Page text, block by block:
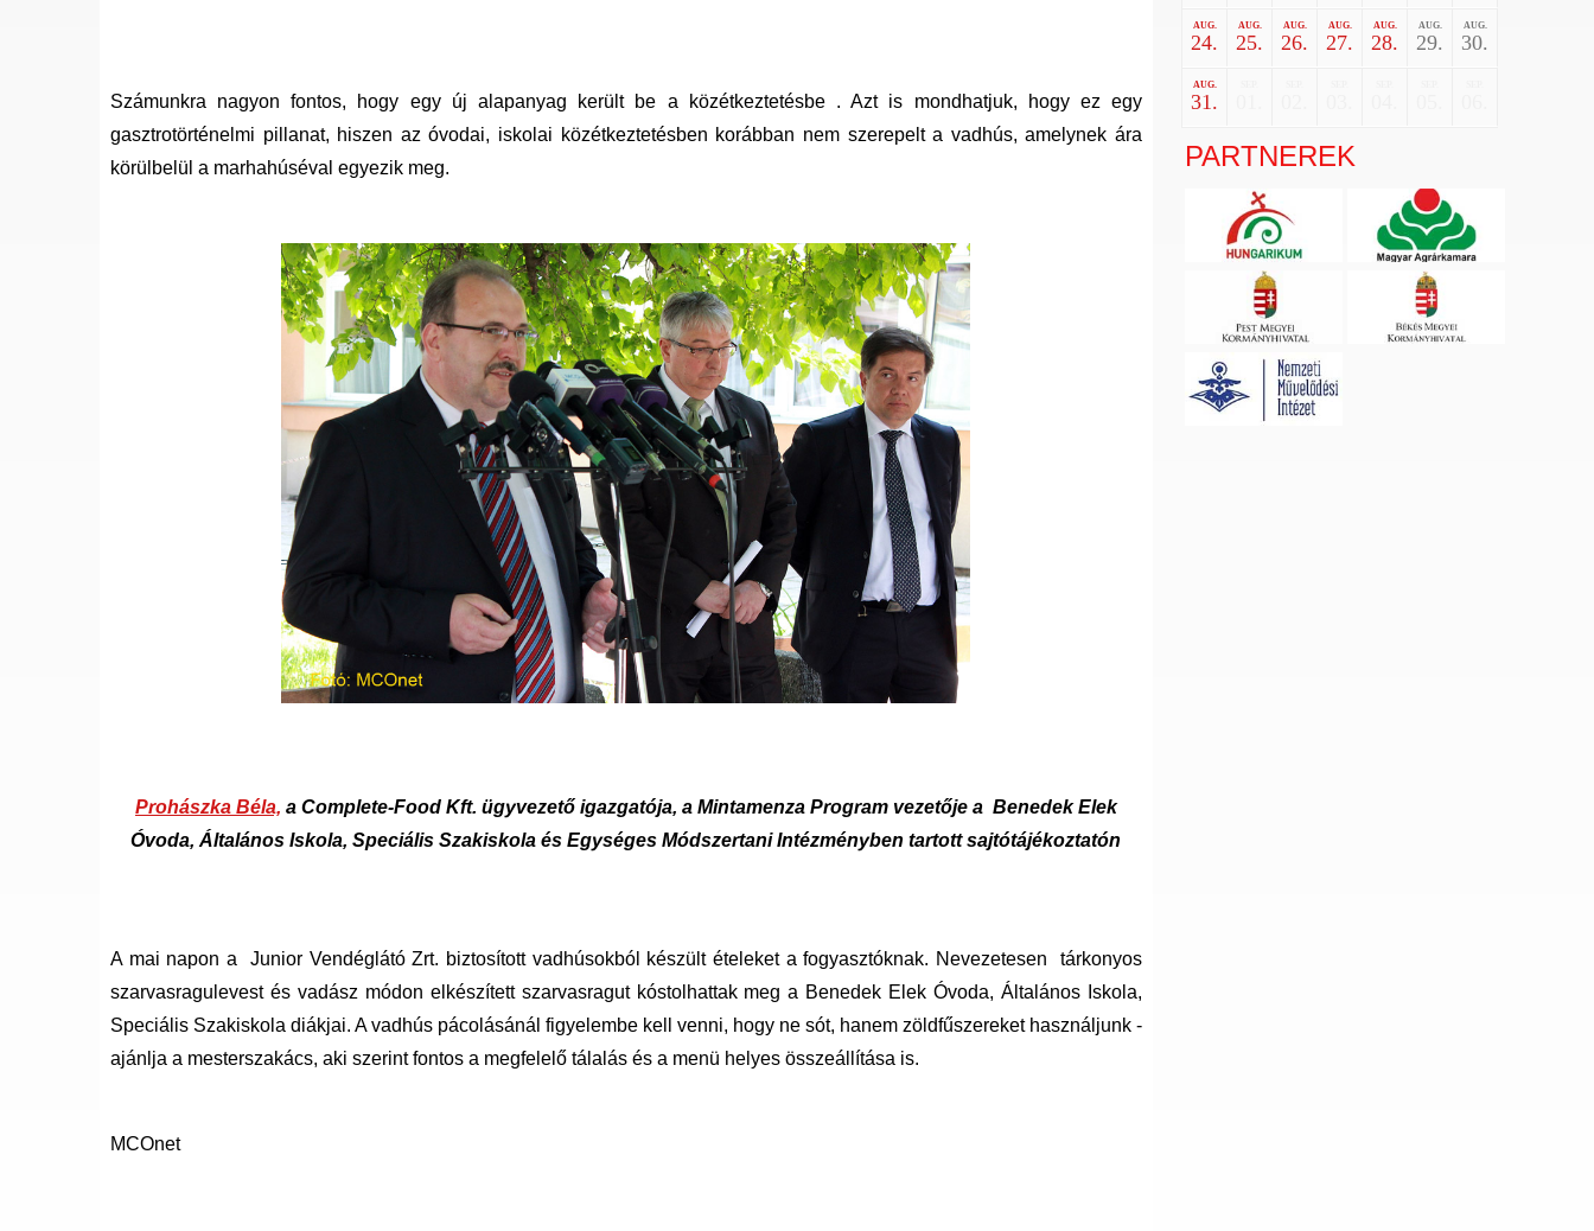
Számunkra nagyon fontos, hogy egy új alapanyag került be a közétkeztetésbe . Azt is mondhatjuk, hogy ez egy
gasztrotörténelmi pillanat, hiszen az óvodai, iskolai közétkeztetésben korábban nem szerepelt a vadhús, amelynek ára
körülbelül a marhahúséval egyezik meg.
Prohászka Béla, a Complete-Food Kft. ügyvezető igazgatója, a Mintamenza Program vezetője a Benedek Elek
Óvoda, Általános Iskola, Speciális Szakiskola és Egységes Módszertani Intézményben tartott sajtótájékoztatón
A mai napon a Junior Vendéglátó Zrt. biztosított vadhúsokból készült ételeket a fogyasztóknak. Nevezetesen tárkonyos
szarvasragulevest és vadász módon elkészített szarvasragut kóstolhattak meg a Benedek Elek Óvoda, Általános Iskola,
Speciális Szakiskola diákjai. A vadhús pácolásánál figyelembe kell venni, hogy ne sót, hanem zöldfűszereket használjunk -
ajánlja a mesterszakács, aki szerint fontos a megfelelő tálalás és a menü helyes összeállítása is.
MCOnet
AUG.
24.
AUG.
25.
AUG.
26.
AUG.
27.
AUG.
28.
AUG.
29.
AUG.
30.
AUG.
31.
PARTNEREK